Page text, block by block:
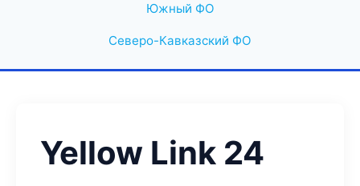
Южный ФО
Северо-Кавказский ФО
Yellow Link 24